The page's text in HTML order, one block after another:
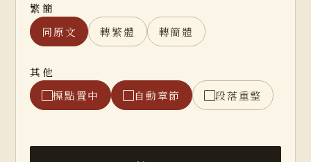
繁簡
同原文
轉繁體 轉簡體
其他
標點置中
自動章節 段落重整